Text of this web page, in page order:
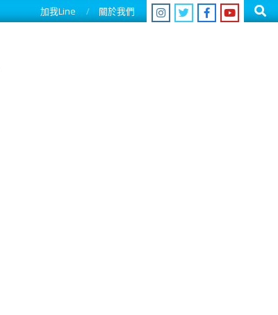
加我Line 關於我們 Search